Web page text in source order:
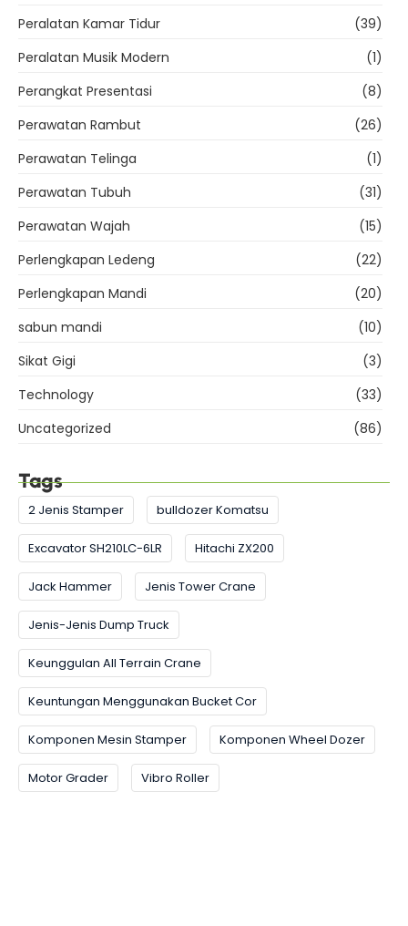
Peralatan Kamar Tidur
(39)
Peralatan Musik Modern
(1)
Perangkat Presentasi
(8)
Perawatan Rambut
(26)
Perawatan Telinga
(1)
Perawatan Tubuh
(31)
Perawatan Wajah
(15)
Perlengkapan Ledeng
(22)
Perlengkapan Mandi
(20)
sabun mandi
(10)
Sikat Gigi
(3)
Technology
(33)
Uncategorized
(86)
Tags
2 Jenis Stamper bulldozer Komatsu
Excavator SH210LC-6LR Hitachi ZX200
Jack Hammer Jenis Tower Crane
Jenis-Jenis Dump Truck
Keunggulan All Terrain Crane
Keuntungan Menggunakan Bucket Cor
Komponen Mesin Stamper Komponen Wheel Dozer
Motor Grader Vibro Roller